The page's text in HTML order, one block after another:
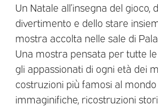
Un Natale all’insegna del gioco,
divertimento e dello stare
mostra accolta nelle sale di
Una mostra pensata per tutte
gli appassionati di ogni età dei
costruzioni più famosi al
immaginifiche, ricostruzioni